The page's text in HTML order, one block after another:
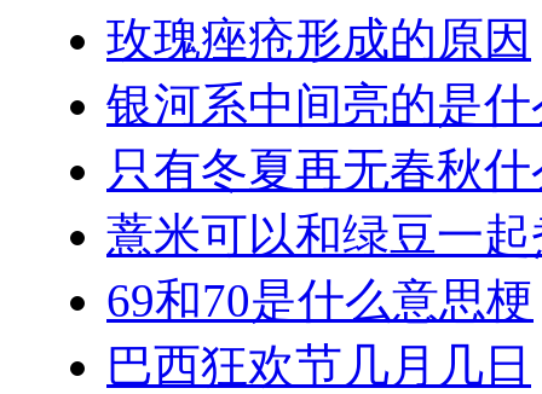
玫瑰痤疮形成的原因
银河系中间亮的是什
只有冬夏再无春秋
薏米可以和绿豆一
69和70是什么意思梗
巴西狂欢节几月几日